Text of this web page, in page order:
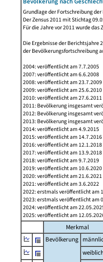
Grundlage der Fortschreibung
Der Zensus 2011 mit Stichtag
Für die Jahre vor 2011 wurde
Die Ergebnisse der Berichtsjahre
der Bevölkerungsfortschreibung
2004: veröffentlicht am 7.7.2005
2007: veröffentlicht am 6.6.2008
2008: veröffentlicht am 23.7.2009
2009: veröffentlicht am 25.6.2010
2010: veröffentlicht am 27.6.2011
2011: Bevölkerung insgesamt
2012: Bevölkerung insgesamt
2013: Bevölkerung insgesamt
2014: veröffentlicht am 4.9.2015
2015: veröffentlicht am 14.7.2016
2016: veröffentlicht am 12.1.2018
2017: veröffentlicht am 13.9.2018
2018: veröffentlicht am 9.7.2019
2019: veröffentlicht am 10.6.2020
2020: veröffentlicht am 21.6.2021
2021: veröffentlicht am 3.6.2022
2022: erstmals veröffentlicht am
2023: erstmals veröffentlicht am
2024: veröffentlicht am
2025: veröffentlicht am
Merkmal
Bevölkerung